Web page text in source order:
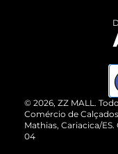
ZZ MALL é
Cartão Presente
Vendas
Devolução do
Compre pelo
© 2026, ZZ MALL.
Comércio de
Mathias, Cariacica/ES.
04